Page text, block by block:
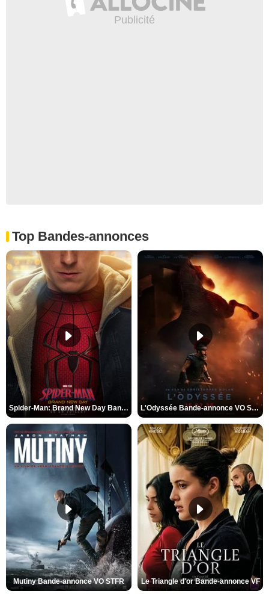
Top Bandes-annonces
Spider-Man: Brand New Day Bande-annonce VO STFR L'Odyssée Bande-annonce VO STFR
Mutiny Bande-annonce VO STFR Le Triangle d'or Bande-annonce VF